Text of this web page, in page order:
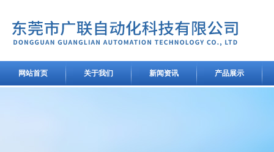
网站首页 关于我们 新闻资讯 产品展示